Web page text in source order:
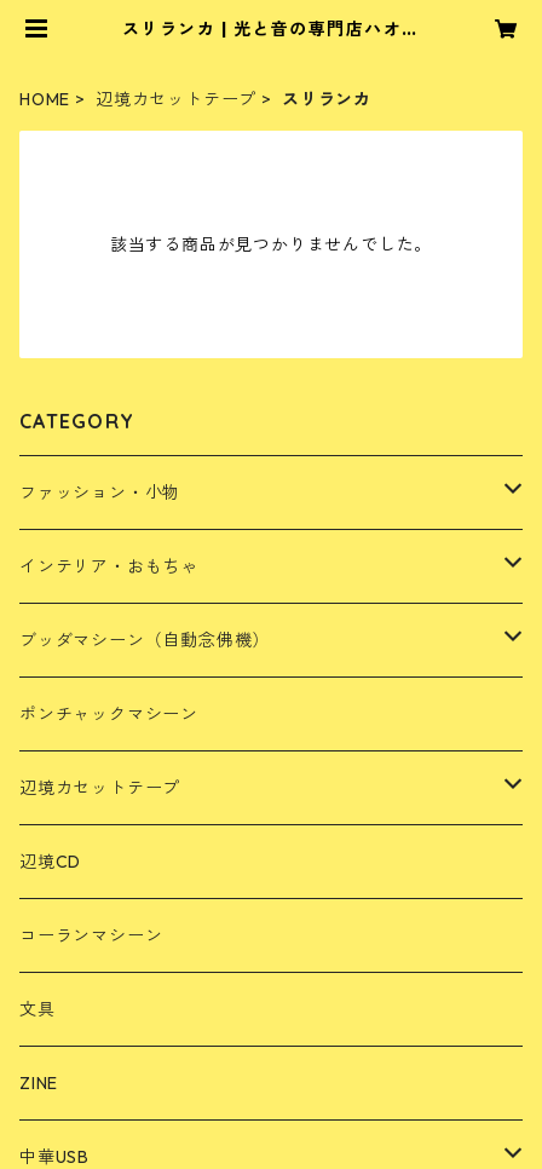
スリランカ | 光と音の専門店ハオハ
HOME 辺境カセットテープ スリランカ
該当する商品が見つかりませんでした。
CATEGORY
ファッション・小物
靴・サンダル・スリッパ
バッグ・ポシェット・ポーチ・小物入れ
アパレル
インテリア・おもちゃ
おもちゃ・人形
キッチン小物
雑貨
ブッダマシーン（自動念佛機）
ミニブッダマシーン
光るブッダマシーン
玄人好みのブッダマシーン
ポンチャックマシーン
辺境カセットテープ
ミャンマー
スリランカ
インドネシア
韓国
中国
辺境CD
コーランマシーン
文具
ZINE
中華USB